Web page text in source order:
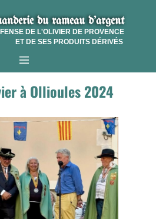
du r​ameau d'argent
DE L'OLIVIER DE PROVENCE
ET DE SES PRODUITS DÉRIVÉS
à Ollioules 2024